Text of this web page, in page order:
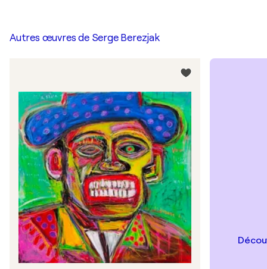
Autres œuvres de Serge Berezjak